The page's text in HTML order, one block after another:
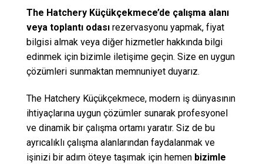
The Hatchery Küçükçekmece’de çalışma alanı
veya toplantı odası rezervasyonu yapmak, fiyat
bilgisi almak veya diğer hizmetler hakkında bilgi
edinmek için bizimle iletişime geçin. Size en uygun
çözümleri sunmaktan memnuniyet duyarız.
The Hatchery Küçükçekmece, modern iş dünyasının
ihtiyaçlarına uygun çözümler sunarak profesyonel
ve dinamik bir çalışma ortamı yaratır. Siz de bu
ayrıcalıklı çalışma alanlarından faydalanmak ve
işinizi bir adım öteye taşımak için hemen bizimle